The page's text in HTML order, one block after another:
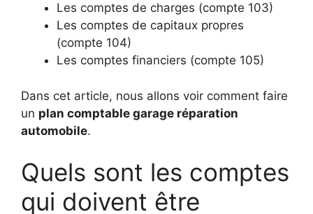
Les comptes de charges (compte 103)
Les comptes de capitaux propres
(compte 104)
Les comptes financiers (compte 105)
Dans cet article, nous allons voir comment faire
un plan comptable garage réparation
automobile.
Quels sont les comptes
qui doivent être